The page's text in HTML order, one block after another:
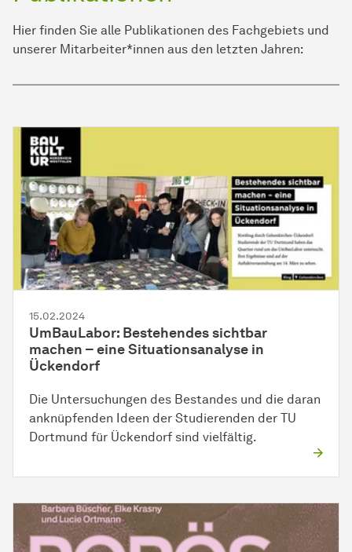
Hier finden Sie alle Publikationen des Fachgebiets und
unserer Mitarbeiter*innen aus den letzten Jahren:
15.02.2024
UmBauLabor: Bestehendes sichtbar
machen – eine Situationsanalyse in
Ückendorf
Die Untersuchungen des Bestandes und die daran
anknüpfenden Ideen der Studierenden der TU
Dortmund für Ückendorf sind vielfältig.